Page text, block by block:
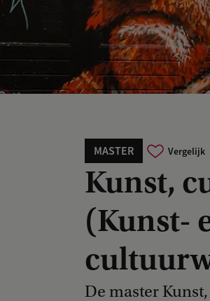
MASTER Vergelijk
Kunst,
(Kunst-
De master